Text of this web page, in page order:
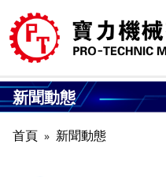
新聞動態
首頁 新聞動態